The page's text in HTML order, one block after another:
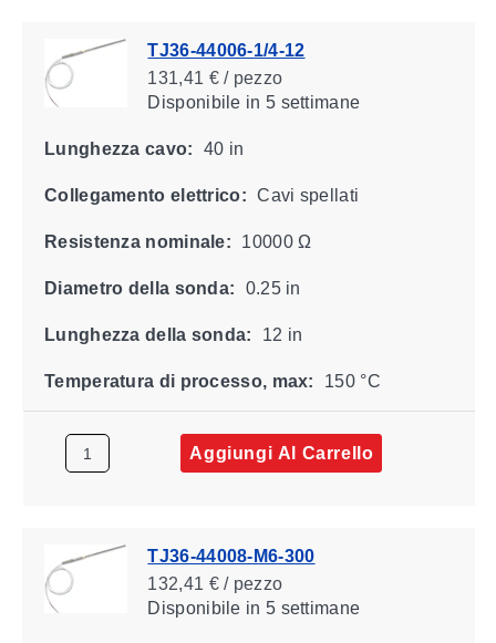
TJ36-44006-1/4-12
131,41 € / pezzo
Disponibile in 5 settimane
Lunghezza cavo: 40 in
Collegamento elettrico: Cavi spellati
Resistenza nominale: 10000 Ω
Diametro della sonda: 0.25 in
Lunghezza della sonda: 12 in
Temperatura di processo, max: 150 °C
Aggiungi Al Carrello
TJ36-44008-M6-300
132,41 € / pezzo
Disponibile in 5 settimane